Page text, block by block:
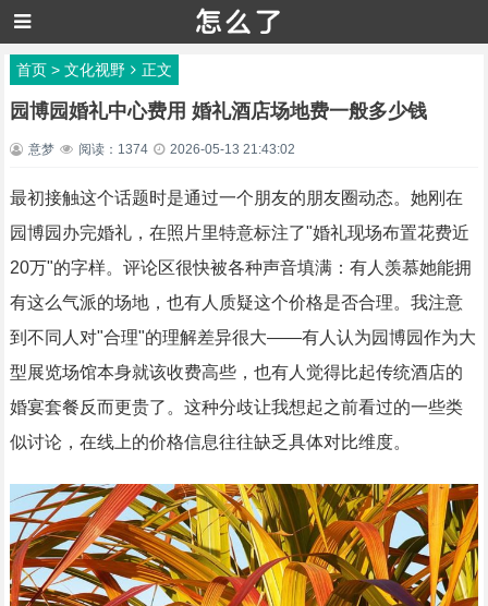
首页> 文化视野 正文
园博园婚礼中心费用 婚礼酒店场地费一般多少钱
意梦 阅读：1374 2026-05-13 21:43:02
最初接触这个话题时是通过一个朋友的朋友圈动态。她刚在
园博园办完婚礼，在照片里特意标注了"婚礼现场布置花费近
20万"的字样。评论区很快被各种声音填满：有人羡慕她能拥
有这么气派的场地，也有人质疑这个价格是否合理。我注意
到不同人对"合理"的理解差异很大——有人认为园博园作为大
型展览场馆本身就该收费高些，也有人觉得比起传统酒店的
婚宴套餐反而更贵了。这种分歧让我想起之前看过的一些类
似讨论，在线上的价格信息往往缺乏具体对比维度。